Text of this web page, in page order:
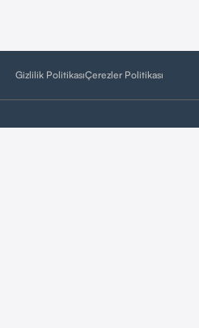
Gizlilik PolitikasıÇerezler Politikası